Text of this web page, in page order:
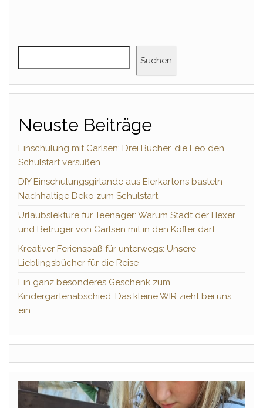
Suchen
Neuste Beiträge
Einschulung mit Carlsen: Drei Bücher, die Leo den
Schulstart versüßen
DIY Einschulungsgirlande aus Eierkartons basteln
Nachhaltige Deko zum Schulstart
Urlaubslektüre für Teenager: Warum Stadt der Hexer
und Betrüger von Carlsen mit in den Koffer darf
Kreativer Ferienspaß für unterwegs: Unsere
Lieblingsbücher für die Reise
Ein ganz besonderes Geschenk zum
Kindergartenabschied: Das kleine WIR zieht bei uns
ein